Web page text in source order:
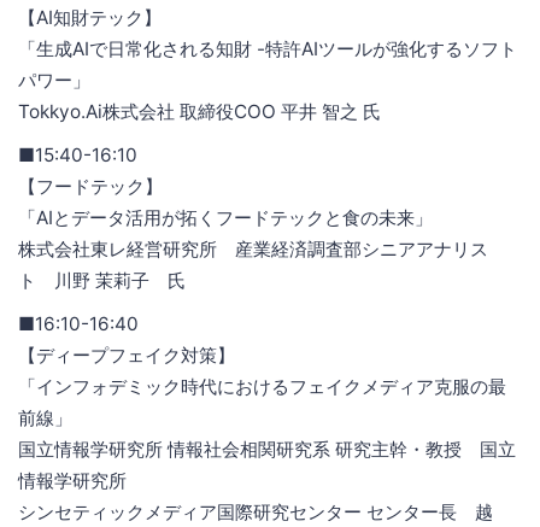
【AI知財テック】
「生成AIで日常化される知財 -特許AIツールが強化するソフト
パワー」
Tokkyo.Ai株式会社 取締役COO 平井 智之 氏
■15:40-16:10
【フードテック】
「AIとデータ活用が拓くフードテックと食の未来」
株式会社東レ経営研究所 産業経済調査部シニアアナリス
ト 川野 茉莉子 氏
■16:10-16:40
【ディープフェイク対策】
「インフォデミック時代におけるフェイクメディア克服の最
前線」
国立情報学研究所 情報社会相関研究系 研究主幹・教授 国立
情報学研究所
シンセティックメディア国際研究センター センター長 越